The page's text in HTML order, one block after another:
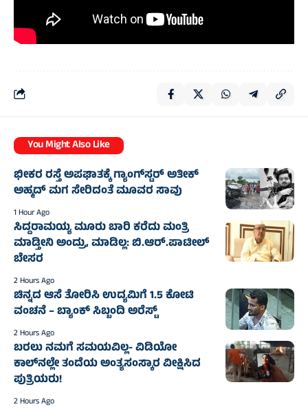
You Might Also Like
ಭೀಕರ ರಸ್ತೆ ಅಪಘಾತಕ್ಕೆ ಗ್ಯಾಂಗ್‌ಸ್ಟರ್ ಅತೀಕ್
ಅಹ್ಮದ್ ಮಗ ಸೇರಿದಂತೆ ಮೂವರ ಸಾವು
1 Hour Ago
ಸಿದ್ದರಾಮಯ್ಯ ಮೂರು ಬಾರಿ ಕರೆದು ಮಂತ್ರಿ
ಮಾಡ್ತೀನಿ ಅಂದ್ರು, ಮಾಡಿಲ್ಲ: ಬಿ.ಆರ್.ಪಾಟೀಲ್
ಬೇಸರ
2 Hours Ago
ಚಿನ್ನದ ಆಸೆ ತೋರಿಸಿ ಉದ್ಯಮಿಗೆ 1.5 ಕೋಟಿ
ವಂಚನೆ – ಬ್ಯಾಂಕ್ ಸಿಬ್ಬಂದಿ ಅರೆಸ್ಟ್
2 Hours Ago
ಬರಲು ನಮಗೆ ಸಮಯವಿಲ್ಲ- ವಿಡಿಯೋ
ಕಾಲ್‌ನಲ್ಲೇ ತಂದೆಯ ಅಂತ್ಯಸಂಸ್ಕಾರ ವೀಕ್ಷಿಸಿದ
ಪುತ್ರಿಯರು!
2 Hours Ago